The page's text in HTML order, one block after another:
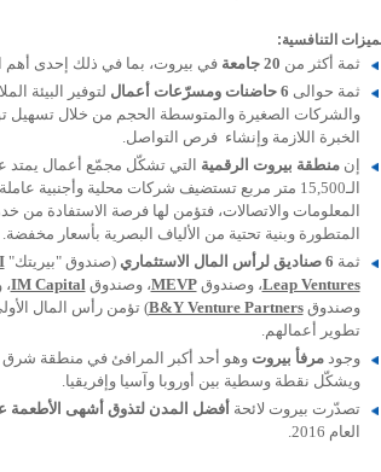
التنافسية:
ثمة أكثر من 20 جامعة
في بيروت، بما في ذلك إحدى
ثمة حوالى 6 حاضنات ومسرّعات أعمال
لتوفير البيئة
والشركات الصغيرة والمتوسطة الحجم من خلال تسهيل
الخبرة اللازمة وإنشاء فرص التواصل.
إنمنطقة بيروت الرقمية
التي تشكّل مجمّع أعمال يمتد
الـ15,500 متر مربع تستضيف شركات محلية وأجنبية
المعلومات والاتصالات، فتؤمن لها فرصة الاستفادة من
المتطورة وبنية تحتية من الألياف البصرية بأسعار مخفضة.
ثمة 6 صناديق لرأس المال الاستثماري (صندوق "بيريتك"
Leap Ventures، وصندوقMEVP، وصندوقIM Capital
وصندوقB&Y Venture Partners) تؤمن رأس المال
تطوير أعمالهم.
وجودمرفأ بيروت وهو أحد أكبر المرافئ في منطقة شرق
ويشكّل نقطة وسطية بين أوروبا وآسيا وإفريقيا.
تصدّرت بيروت لائحة أفضل المدن لتذوق أشهى الأطعمة
العام 2016.